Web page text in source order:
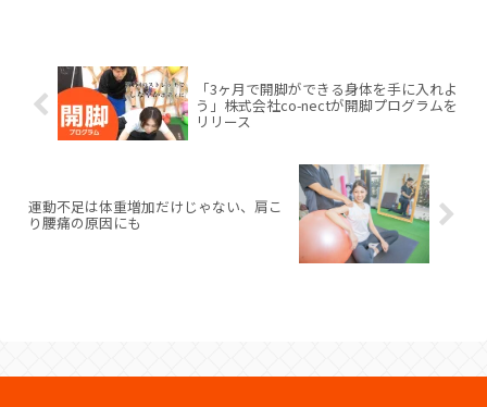
「3ヶ月で開脚ができる身体を手に入れよ
う」株式会社co-nectが開脚プログラムを
リリース
運動不足は体重増加だけじゃない、肩こ
り腰痛の原因にも